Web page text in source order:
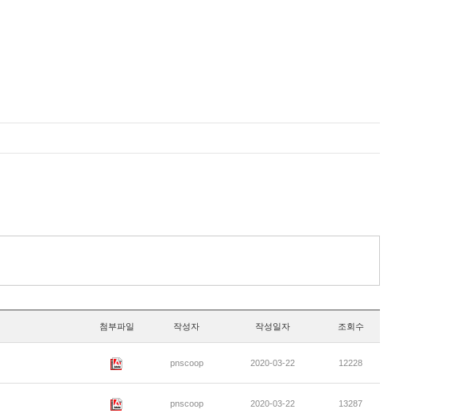
첨부파일 작성자 작성일자 조회수
pnscoop 2020-03-22 12228
pnscoop 2020-03-22 13287